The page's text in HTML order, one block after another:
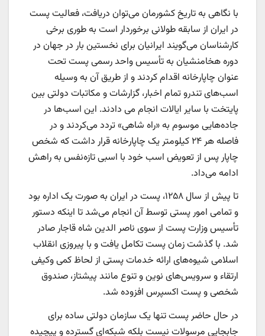
با نگاهی به تاریخ کشورمان می‌توان دریافت، فعالیت پست
در ایران از سابقه طولانی برخوردار است به طوری برخی
کارشناسان می‌گویند ایرانیان برای نخستین بار در جهان در
دوره هخامنشیان به تأسیس واحد رسمی پست تحت
عنوان چاپارخانه اقدام کردند و از طریق آن به وسیله
اسب‌های تندرو تمام اخبار، گزارشات و مکاتبات دولتی بین
پایتخت با سایر ایالات انجام می دادند. این اسب‌ها در
جاده‌هایی موسوم به «راه شاهی» تردد می‌کردند و در
فاصله هر ۲۴ کیلومتر یک چاپارخانه قرار داشت که شخص
چاپار پس از تعویض اسب خود با اسبی تازه‌نفس به راهش
ادامه می‌داد.
تا پیش از سال ۱۲۵۸، پست در ایران به صورت یک اداره بود
و تمامی امور پستی توسط آن انجام می‌شد تا اینکه دستور
تأسیس وزارت پست از سوی ناصر الدین شاه قاجار صادر
شد. با گذشت زمان پست تکامل یافت و با پیروزی انقلاب
اسلامی شیوه‌های ارائه خدمات پستی از لحاظ کمی وکیفی
ارتقاء و سرویس‌های نوین و تنوع مانند پیشتاز، صندوق
شخصی و پست اکسپرس افزوده شد.
در حال حاضر پست تنها یک سازمان دولتی ساده برای
جابجایی مرسولات نیست بلکه شبکه‌ای گسترده و پیچیده